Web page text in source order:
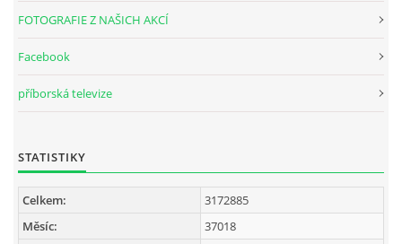
FOTOGRAFIE Z NAŠICH AKCÍ
Facebook
příborská televize
STATISTIKY
Celkem:
3172885
Měsíc:
37018